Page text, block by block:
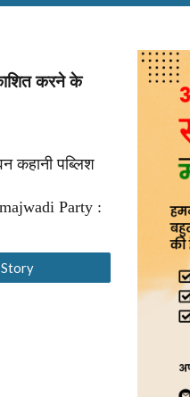
करने के
कहानी पब्लिश
Party :
Story